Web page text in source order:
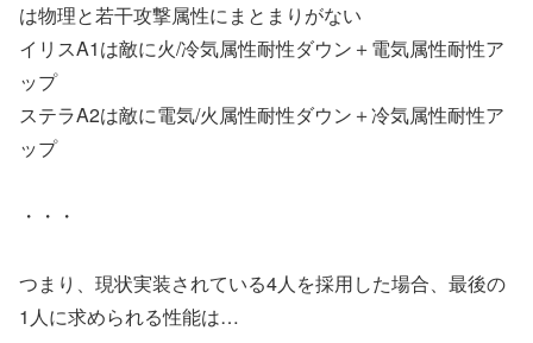
は物理と若干攻撃属性にまとまりがない
イリスA1は敵に火/冷気属性耐性ダウン＋電気属性耐性ア
ップ
ステラA2は敵に電気/火属性耐性ダウン＋冷気属性耐性ア
ップ
・・・
つまり、現状実装されている4人を採用した場合、最後の
1人に求められる性能は…